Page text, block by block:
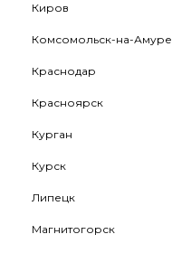
Киров
Комсомольск-на-Амуре
Краснодар
Красноярск
Курган
Курск
Липецк
Магнитогорск